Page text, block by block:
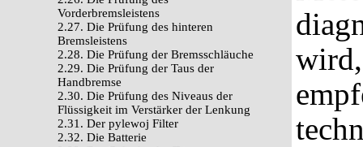
Vorderbremsleistens
2.27. Die Prüfung des hinteren
Bremsleistens
2.28. Die Prüfung der Bremsschläuche
2.29. Die Prüfung der Taus der
Handbremse
2.30. Die Prüfung des Niveaus der
Flüssigkeit im Verstärker der Lenkung
2.31. Der pylewoj Filter
2.32. Die Batterie